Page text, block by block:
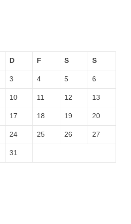
D F S S
3 4 5 6
10 11 12 13
17 18 19 20
24 25 26 27
31